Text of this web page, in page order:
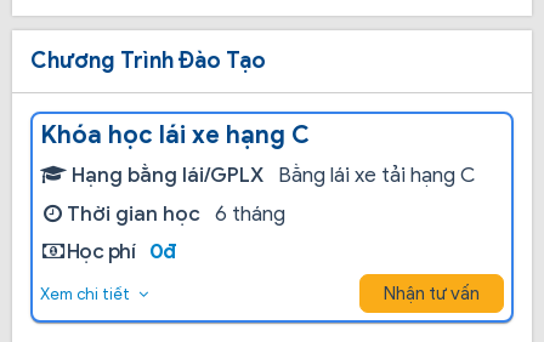
Chương Trình Đào Tạo
Khóa học lái xe hạng C
Hạng bằng lái/GPLX
Bằng lái xe tải hạng C
Thời gian học 6 tháng
Học phí
0đ
Xem chi tiết Nhận tư vấn